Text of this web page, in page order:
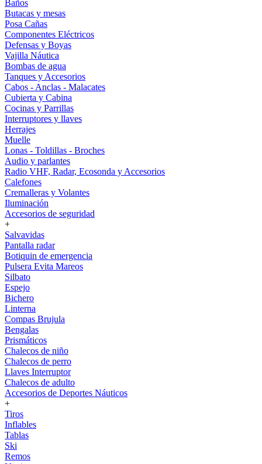
Baños
Butacas y mesas
Posa Cañas
Componentes Eléctricos
Defensas y Boyas
Vajilla Náutica
Bombas de agua
Tanques y Accesorios
Cabos - Anclas - Malacates
Cubierta y Cabina
Cocinas y Parrillas
Interruptores y llaves
Herrajes
Muelle
Lonas - Toldillas - Broches
Audio y parlantes
Radio VHF, Radar, Ecosonda y Accesorios
Calefones
Cremalleras y Volantes
Iluminación
Accesorios de seguridad
+
Salvavidas
Pantalla radar
Botiquin de emergencia
Pulsera Evita Mareos
Silbato
Espejo
Bichero
Linterna
Compas Brujula
Bengalas
Prismáticos
Chalecos de niño
Chalecos de perro
Llaves Interruptor
Chalecos de adulto
Accesorios de Deportes Náuticos
+
Tiros
Inflables
Tablas
Ski
Remos